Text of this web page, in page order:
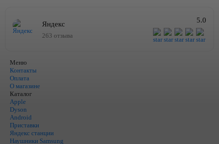
Яндекс
263 отзыва
5.0
Меню
Контакты
Оплата
О магазине
Каталог
Apple
Dyson
Android
Приставки
Яндекс станции
Наушники Samsung